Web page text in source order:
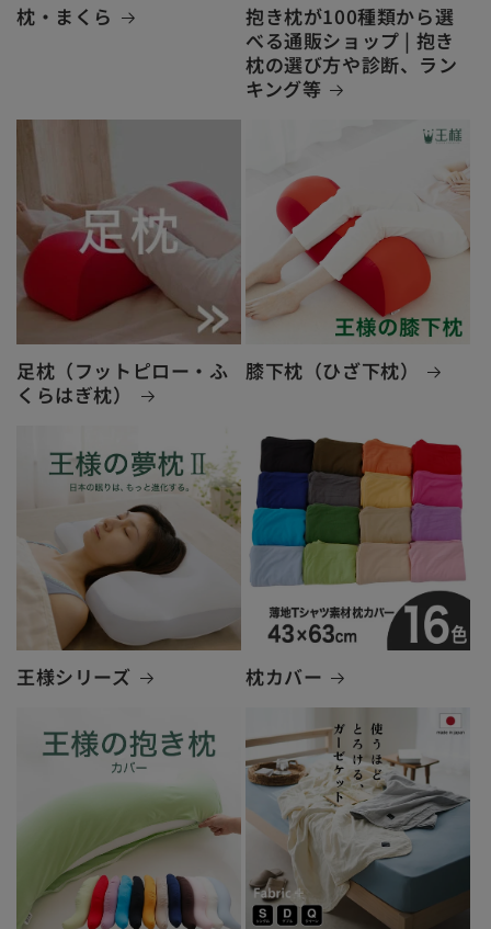
枕・まくら
抱き枕が100種類から選
べる通販ショップ | 抱き
枕の選び方や診断、ラン
キング等
足枕（フットピロー・ふ
くらはぎ枕）
膝下枕（ひざ下枕）
王様シリーズ 枕カバー